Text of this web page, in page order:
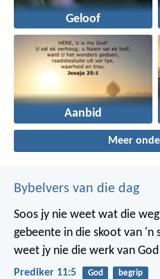
Geloof
Aanbid
Meer
Bybelvers van die dag
Soos jy nie weet wat die
gebeente in die skoot van 'n
weet jy nie die werk van
Prediker 11:5 God begrip